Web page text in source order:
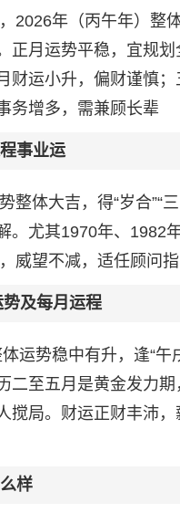
2026年（丙午年）整
正月运势平稳，宜规
财运小升，偏财谨慎
务增多，需兼顾长辈
事业运
整体大吉，得“岁合”“
。尤其1970年、1982
威望不减，适任顾问
及每月运程
运势稳中有升，逢“
二至五月是黄金发力
搅局。财运正财丰沛
样